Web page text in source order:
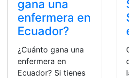
gana una
enfermera en
Ecuador?
¿Cuánto gana una
enfermera en
Ecuador? Si tienes